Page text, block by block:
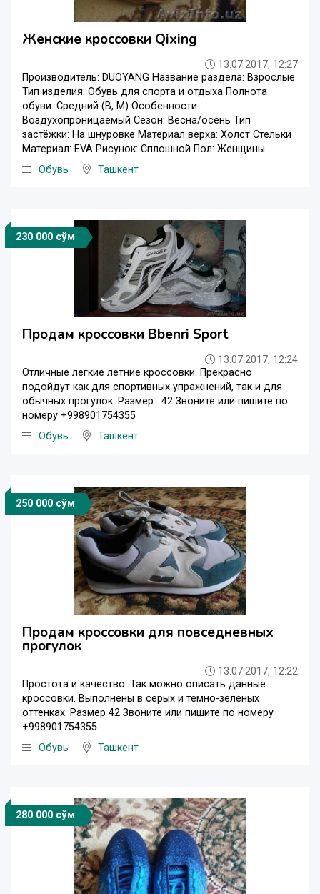
Женские кроссовки Qixing
13.07.2017, 12:27
Производитель: DUOYANG Название раздела: Взрослые
Тип изделия: Обувь для спорта и отдыха Полнота
обуви: Средний (B, M) Особенности:
Воздухопроницаемый Сезон: Весна/осень Тип
застёжки: На шнуровке Материал верха: Холст Стельки
Материал: EVA Рисунок: Сплошной Пол: Женщины ...
Обувь
Ташкент
230 000 сўм
Продам кроссовки Bbenri Sport
13.07.2017, 12:24
Отличные легкие летние кроссовки. Прекрасно
подойдут как для спортивных упражнений, так и для
обычных прогулок. Размер : 42 Звоните или пишите по
номеру +998901754355
Обувь
Ташкент
250 000 сўм
Продам кроссовки для повседневных
прогулок
13.07.2017, 12:22
Простота и качество. Так можно описать данные
кроссовки. Выполнены в серых и темно-зеленых
оттенках. Размер 42 Звоните или пишите по номеру
+998901754355
Обувь
Ташкент
280 000 сўм